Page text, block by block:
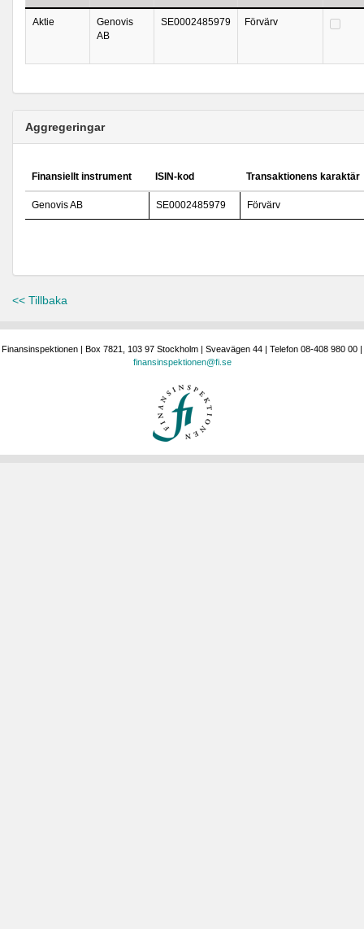
Aktie
Genovis
AB
SE0002485979 Förvärv
Aggregeringar
Finansiellt instrument ISIN-kod Transaktionens karaktär
Genovis AB SE0002485979 Förvärv
<< Tillbaka
Finansinspektionen | Box 7821, 103 97 Stockholm | Sveavägen 44 | Telefon 08-408 980 00 |
finansinspektionen@fi.se